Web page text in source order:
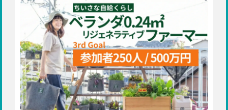
山形
福島
関東
茨城
栃木
長野
岐阜 静岡 愛知
滋賀 京都 大阪
兵庫
奈良
和歌山
中国
鳥取 島根 岡山 広島 山口
四国
徳島 香川 愛媛 高知